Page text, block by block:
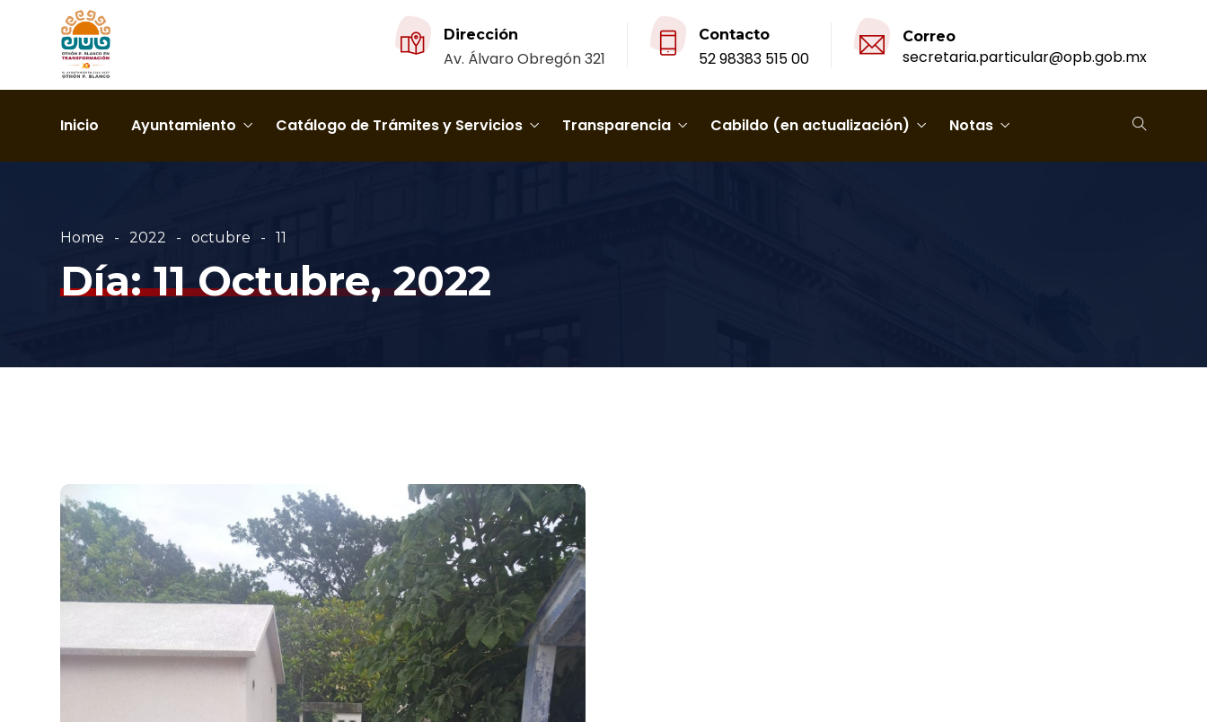
Dirección
Av. Álvaro Obregón 321
Contacto
52 98383 515 00
Correo
secretaria.particular@opb.gob.mx
Inicio Ayuntamiento Catálogo de Trámites y Servicios Transparencia Cabildo (en actualización) Notas
Home 2022 octubre 11
Día:11 Octubre, 2022